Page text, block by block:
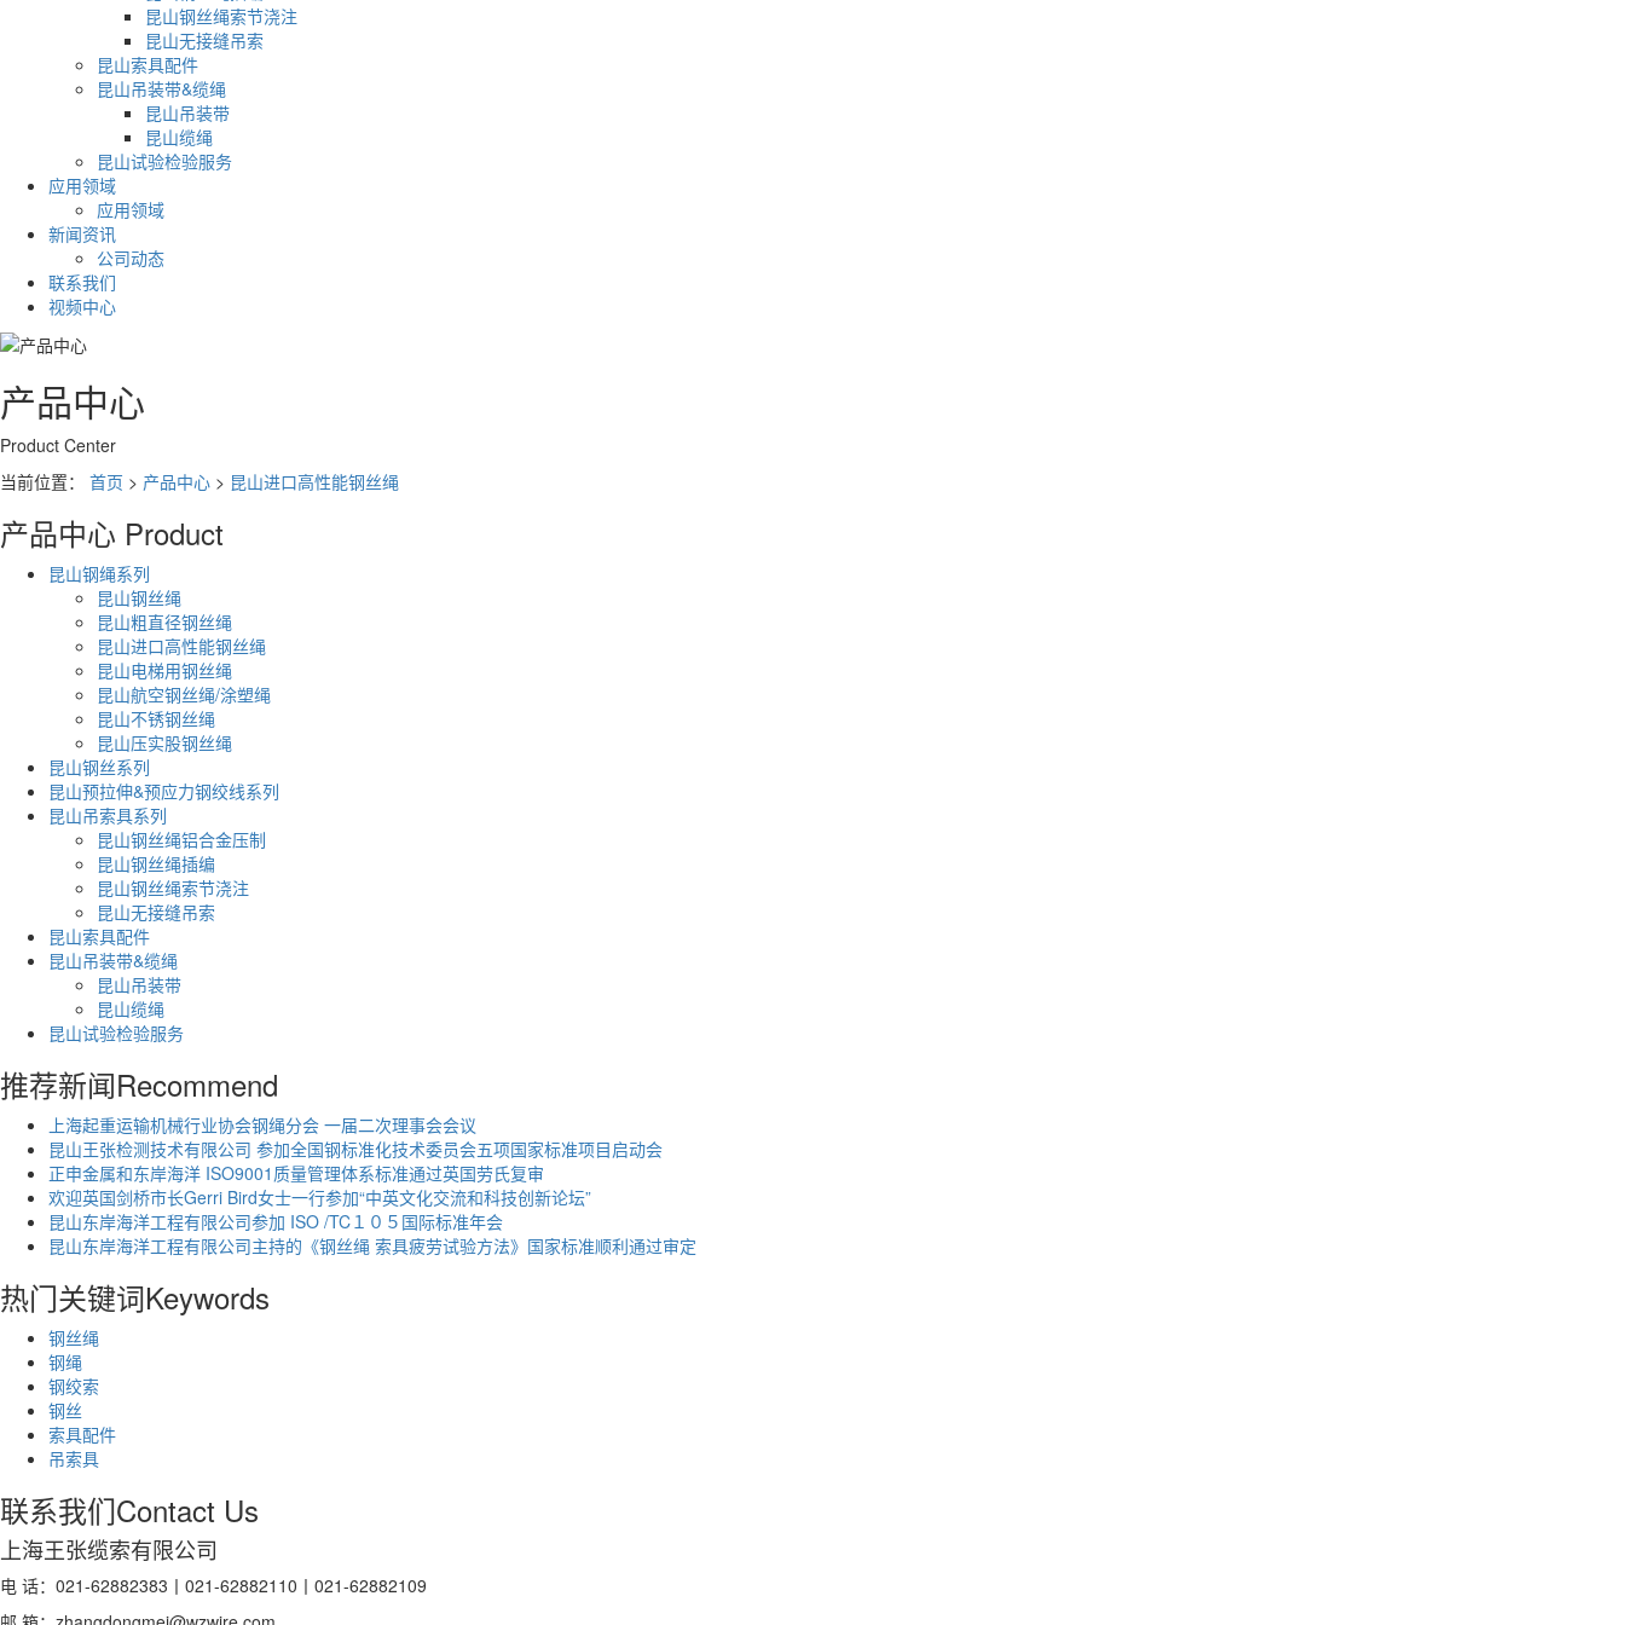
昆山钢丝绳索节浇注
昆山无接缝吊索
昆山索具配件
昆山吊装带&缆绳
昆山吊装带
昆山缆绳
昆山试验检验服务
应用领域
应用领域
新闻资讯
公司动态
联系我们
视频中心
产品中心
Product Center
当前位置： 首页 > 产品中心 > 昆山进口高性能钢丝绳
产品中心 Product
昆山钢绳系列
昆山钢丝绳
昆山粗直径钢丝绳
昆山进口高性能钢丝绳
昆山电梯用钢丝绳
昆山航空钢丝绳/涂塑绳
昆山不锈钢丝绳
昆山压实股钢丝绳
昆山钢丝系列
昆山预拉伸&预应力钢绞线系列
昆山吊索具系列
昆山钢丝绳铝合金压制
昆山钢丝绳插编
昆山钢丝绳索节浇注
昆山无接缝吊索
昆山索具配件
昆山吊装带&缆绳
昆山吊装带
昆山缆绳
昆山试验检验服务
推荐新闻Recommend
上海起重运输机械行业协会钢绳分会 一届二次理事会会议
昆山王张检测技术有限公司 参加全国钢标准化技术委员会五项国家标准项目启动会
正申金属和东岸海洋 ISO9001质量管理体系标准通过英国劳氏复审
欢迎英国剑桥市长Gerri Bird女士一行参加“中英文化交流和科技创新论坛”
昆山东岸海洋工程有限公司参加 ISO /TC１０５国际标准年会
昆山东岸海洋工程有限公司主持的《钢丝绳 索具疲劳试验方法》国家标准顺利通过审定
热门关键词Keywords
钢丝绳
钢绳
钢绞索
钢丝
索具配件
吊索具
联系我们Contact Us
上海王张缆索有限公司
电 话：021-62882383丨021-62882110丨021-62882109